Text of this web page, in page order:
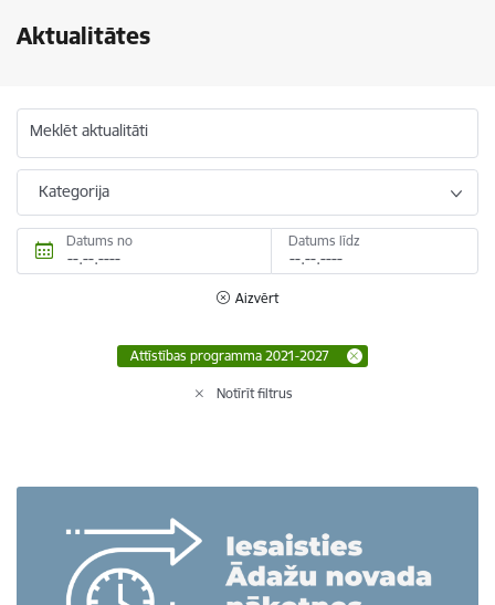
Aktualitātes
Meklēt aktualitāti
Kategorija
Datums no Datums līdz
Aizvērt
Attīstības programma 2021-2027
Notīrīt filtrus